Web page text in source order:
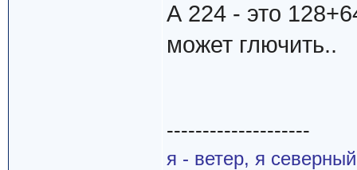
А 224 - это
может глючить..
--------------------
я - ветер, я